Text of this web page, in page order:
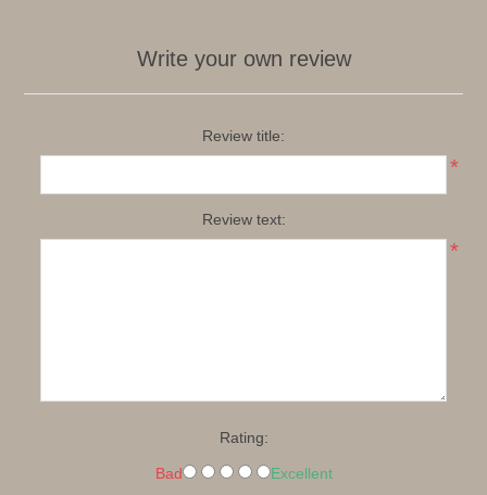
Write your own review
Review title:
*
Review text:
*
Rating:
Bad Excellent